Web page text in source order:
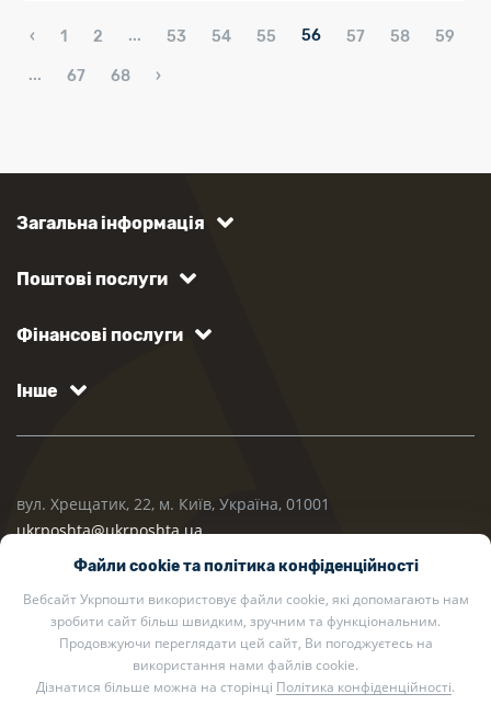
‹ 1 2 ... 53 54 55 56 57 58 59
... 67 68 ›
Файли cookie та політика конфіденційності
Вебсайт Укрпошти використовує файли cookie, які допомагають нам
зробити сайт більш швидким, зручним та функціональним.
Продовжуючи переглядати цей сайт, Ви погоджуєтесь на
використання нами файлів cookie.
Дізнатися більше можна на сторінці Політика конфіденційності.
Загальна інформація
Поштові послуги
Фінансові послуги
Інше
вул. Хрещатик, 22, м. Київ, Україна, 01001
ukrposhta@ukrposhta.ua